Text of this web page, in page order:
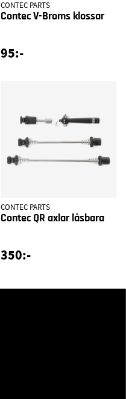
CONTEC PARTS
Contec V-Broms klossar
95:-
CONTEC PARTS
Contec QR axlar låsbara
350:-